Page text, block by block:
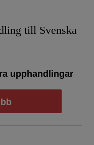
till Svenska
upphandlingar